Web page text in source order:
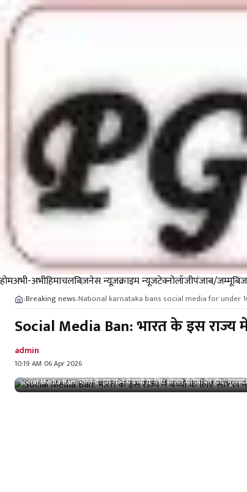
होमअभी-अभीहिमाचलबिज़नेस न्यूज़क्राइम न्यूजटेक्नोलॉजीपंजाब/जम्मू
›Breaking news›National karnataka bans social media for
Social Media Ban: भारत के इस राज्य
admin
10:19 AM 06 Apr 2026
Social Media Ban: भारत के इस राज्य में बच्चों के लिए सोशल मीडिया बैन होगा,